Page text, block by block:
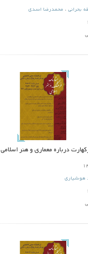
بحرانی ، محمدرضا اسدی
درباره معماری و هنر اسلامی
هوشیاری